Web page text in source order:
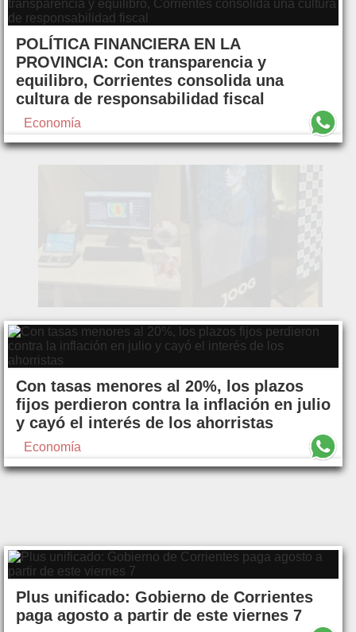
POLÍTICA FINANCIERA EN LA
PROVINCIA: Con transparencia y
equilibro, Corrientes consolida una
cultura de responsabilidad fiscal
Economía
Con tasas menores al 20%, los plazos
fijos perdieron contra la inflación en julio
y cayó el interés de los ahorristas
Economía
Plus unificado: Gobierno de Corrientes
paga agosto a partir de este viernes 7